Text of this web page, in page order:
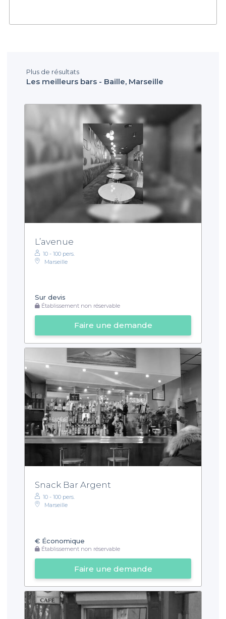
Plus de résultats
Les meilleurs bars - Baille, Marseille
L’avenue
10 - 100 pers.
Marseille
Sur devis
Établissement non réservable
Faire une demande
Snack Bar Argent
10 - 100 pers.
Marseille
€ Économique
Établissement non réservable
Faire une demande